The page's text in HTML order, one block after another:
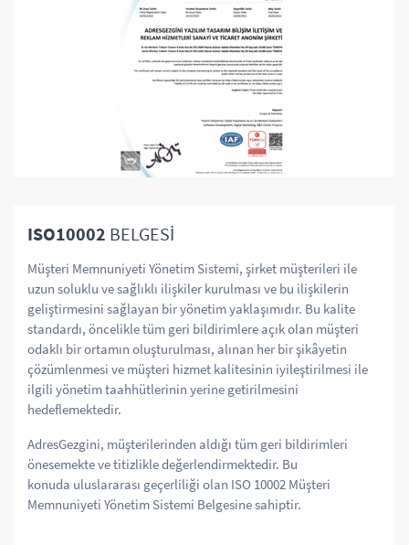
ISO10002 BELGESİ
Müşteri Memnuniyeti Yönetim Sistemi, şirket müşterileri ile
uzun soluklu ve sağlıklı ilişkiler kurulması ve bu ilişkilerin
geliştirmesini sağlayan bir yönetim yaklaşımıdır. Bu kalite
standardı, öncelikle tüm geri bildirimlere açık olan müşteri
odaklı bir ortamın oluşturulması, alınan her bir şikâyetin
çözümlenmesi ve müşteri hizmet kalitesinin iyileştirilmesi ile
ilgili yönetim taahhütlerinin yerine getirilmesini
hedeflemektedir.
AdresGezgini, müşterilerinden aldığı tüm geri bildirimleri
önesemekte ve titizlikle değerlendirmektedir. Bu
konuda uluslararası geçerliliği olan ISO 10002 Müşteri
Memnuniyeti Yönetim Sistemi Belgesine sahiptir.